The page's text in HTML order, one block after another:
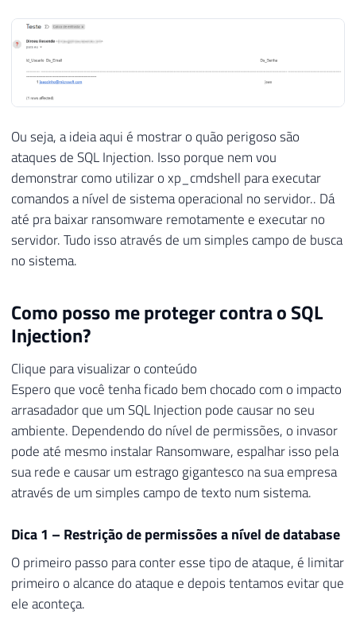
Ou seja, a ideia aqui é mostrar o quão perigoso são
ataques de SQL Injection. Isso porque nem vou
demonstrar como utilizar o xp_cmdshell para executar
comandos a nível de sistema operacional no servidor.. Dá
até pra baixar ransomware remotamente e executar no
servidor. Tudo isso através de um simples campo de busca
no sistema.
Como posso me proteger contra o SQL
Injection?
Clique para visualizar o conteúdo
Espero que você tenha ficado bem chocado com o impacto
arrasadador que um SQL Injection pode causar no seu
ambiente. Dependendo do nível de permissões, o invasor
pode até mesmo instalar Ransomware, espalhar isso pela
sua rede e causar um estrago gigantesco na sua empresa
através de um simples campo de texto num sistema.
Dica 1 – Restrição de permissões a nível de database
O primeiro passo para conter esse tipo de ataque, é limitar
primeiro o alcance do ataque e depois tentamos evitar que
ele aconteça.